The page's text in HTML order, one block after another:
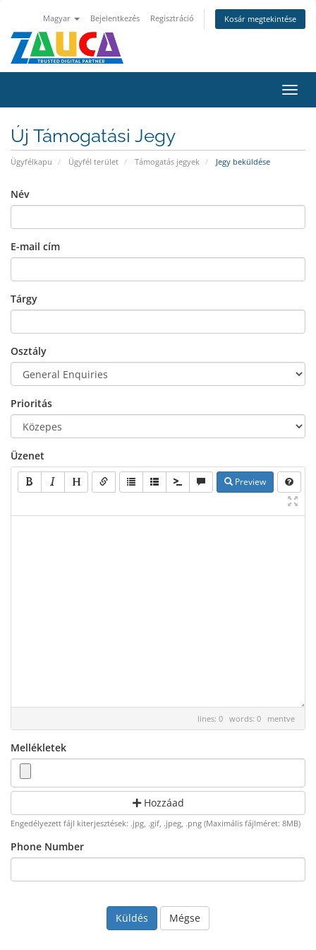
Magyar Bejelentkezés Regisztráció Kosár megtekintése
a
Új Támogatási Jegy
Ügyfélkapu Ügyfél terület Támogatás jegyek Jegy beküldése
Név
E-mail cím
Tárgy
Osztály
Prioritás
Üzenet
Preview
lines: 0 words: 0 mentve
Mellékletek
Hozzáad
Engedélyezett fájl kiterjesztések: .jpg, .gif, .jpeg, .png (Maximális fájlméret: 8MB)
Phone Number
Mégse